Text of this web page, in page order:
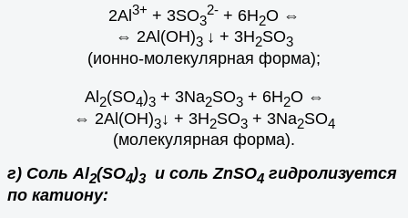
2Al3+ + 3SO3
2- + 6H2O ⇔
⇔ 2Al(OH)3 ↓ + 3H2SO3
(ионно-молекулярная форма);
Al 2(SO4)3+ 3Na2SO3+ 6H2O ⇔
⇔ 2Al(OH)3↓ + 3H2SO3+ 3Na2SO4
(молекулярная форма).
г) СольAl2(SO4)3и соль ZnSO4 гидролизуется
по катиону: